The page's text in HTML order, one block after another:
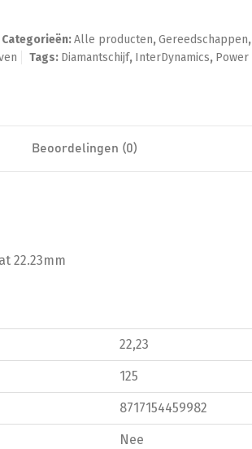
Categorieën:Alle producten,Gereedschappen,
Tags: Diamantschijf, InterDynamics, Power
Beoordelingen (0)
22.23mm
22,23
125
8717154459982
Nee